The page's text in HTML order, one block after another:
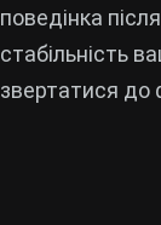
поведінка
стабільність
звертатися до